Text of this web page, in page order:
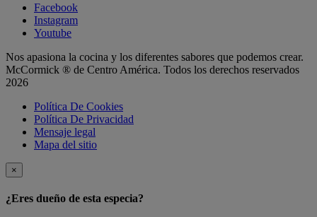
Facebook
Instagram
Youtube
Nos apasiona la cocina y los diferentes sabores que podemos crear.
McCormick ® de Centro América. Todos los derechos reservados
2026
Política De Cookies
Política De Privacidad
Mensaje legal
Mapa del sitio
×
¿Eres dueño de esta especia?